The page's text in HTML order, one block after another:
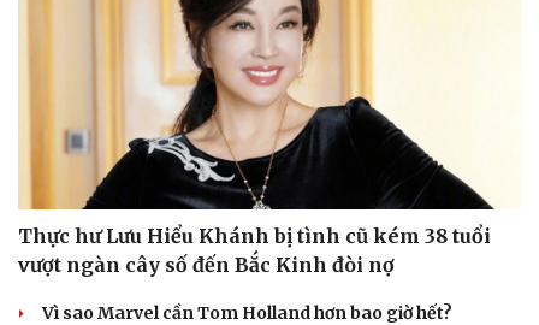
Thực hư Lưu Hiểu Khánh bị tình cũ kém 38 tuổi
vượt ngàn cây số đến Bắc Kinh đòi nợ
Vì sao Marvel cần Tom Holland hơn bao giờ hết?